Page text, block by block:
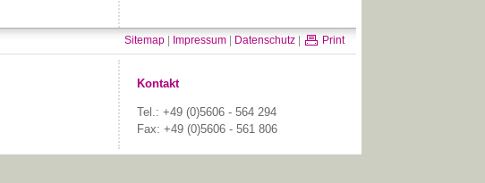
Sitemap| Impressum| Datenschutz| Print
Kontakt
Tel.: +49 (0)5606 - 564 294
Fax: +49 (0)5606 - 561 806